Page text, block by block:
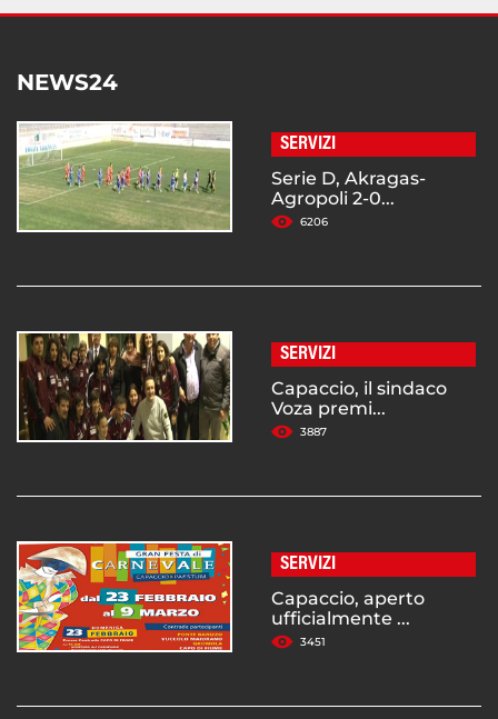
NEWS24
SERVIZI
Serie D, Akragas-
Agropoli 2-0...
6206
SERVIZI
Capaccio, il sindaco
Voza premi...
3887
SERVIZI
Capaccio, aperto
ufficialmente ...
3451